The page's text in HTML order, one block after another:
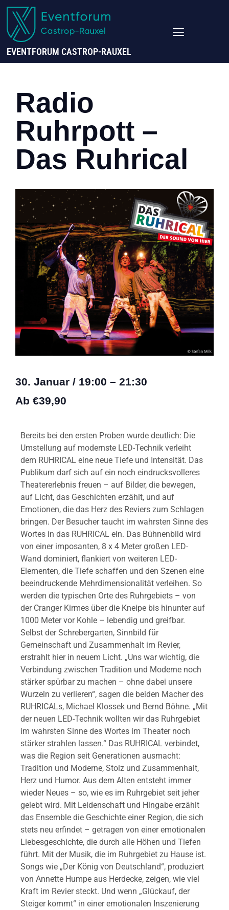
EVENTFORUM CASTROP-RAUXEL
Radio
Ruhrpott –
Das Ruhrical
30. Januar / 19:00 – 21:30
Ab €39,90
Bereits bei den ersten Proben wurde deutlich: Die
Umstellung auf modernste LED-Technik verleiht
dem RUHRICAL eine neue Tiefe und Intensität. Das
Publikum darf sich auf ein noch eindrucksvolleres
Theatererlebnis freuen – auf Bilder, die bewegen,
auf Licht, das Geschichten erzählt, und auf
Emotionen, die das Herz des Reviers zum Schlagen
bringen. Der Besucher taucht im wahrsten Sinne des
Wortes in das RUHRICAL ein. Das Bühnenbild wird
von einer imposanten, 8 x 4 Meter großen LED-
Wand dominiert, flankiert von weiteren LED-
Elementen, die Tiefe schaffen und den Szenen eine
beeindruckende Mehrdimensionalität verleihen. So
werden die typischen Orte des Ruhrgebiets – von
der Cranger Kirmes über die Kneipe bis hinunter auf
1000 Meter vor Kohle – lebendig und greifbar.
Selbst der Schrebergarten, Sinnbild für
Gemeinschaft und Zusammenhalt im Revier,
erstrahlt hier in neuem Licht. „Uns war wichtig, die
Verbindung zwischen Tradition und Moderne noch
stärker spürbar zu machen – ohne dabei unsere
Wurzeln zu verlieren“, sagen die beiden Macher des
RUHRICALs, Michael Klossek und Bernd Böhne. „Mit
der neuen LED-Technik wollten wir das Ruhrgebiet
im wahrsten Sinne des Wortes im Theater noch
stärker strahlen lassen.“ Das RUHRICAL verbindet,
was die Region seit Generationen ausmacht:
Tradition und Moderne, Stolz und Zusammenhalt,
Herz und Humor. Aus dem Alten entsteht immer
wieder Neues – so, wie es im Ruhrgebiet seit jeher
gelebt wird. Mit Leidenschaft und Hingabe erzählt
das Ensemble die Geschichte einer Region, die sich
stets neu erfindet – getragen von einer emotionalen
Liebesgeschichte, die durch alle Höhen und Tiefen
führt. Mit der Musik, die im Ruhrgebiet zu Hause ist.
Songs wie „Der König von Deutschland“, produziert
von Annette Humpe aus Herdecke, zeigen, wie viel
Kraft im Revier steckt. Und wenn „Glückauf, der
Steiger kommt“ in einer emotionalen Inszenierung